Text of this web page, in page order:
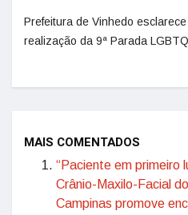
Prefeitura de Vinhedo
realização da 9ª Parada
MAIS COMENTADOS
“Paciente em primeiro
Crânio-Maxilo-Facial
Campinas promove